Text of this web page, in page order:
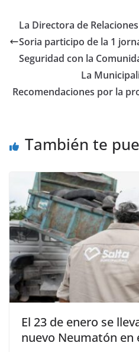
b
o
o
d
o
n
l p
ar
ti
r
La Directora de
Soria participo de la 1
Seguridad con la
La
Recomendaciones por la
También te
El 23 de enero se
nuevo Neumatón en